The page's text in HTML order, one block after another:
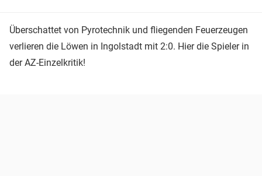
Überschattet von Pyrotechnik und fliegenden Feuerzeugen
verlieren die Löwen in Ingolstadt mit 2:0. Hier die Spieler in
der AZ-Einzelkritik!